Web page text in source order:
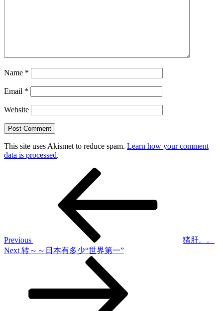
Name *
Email *
Website
This site uses Akismet to reduce spam. Learn how your comment
data is processed.
Previous
猪肝。。
Next
Next 转～～日本有多少“世界第一”